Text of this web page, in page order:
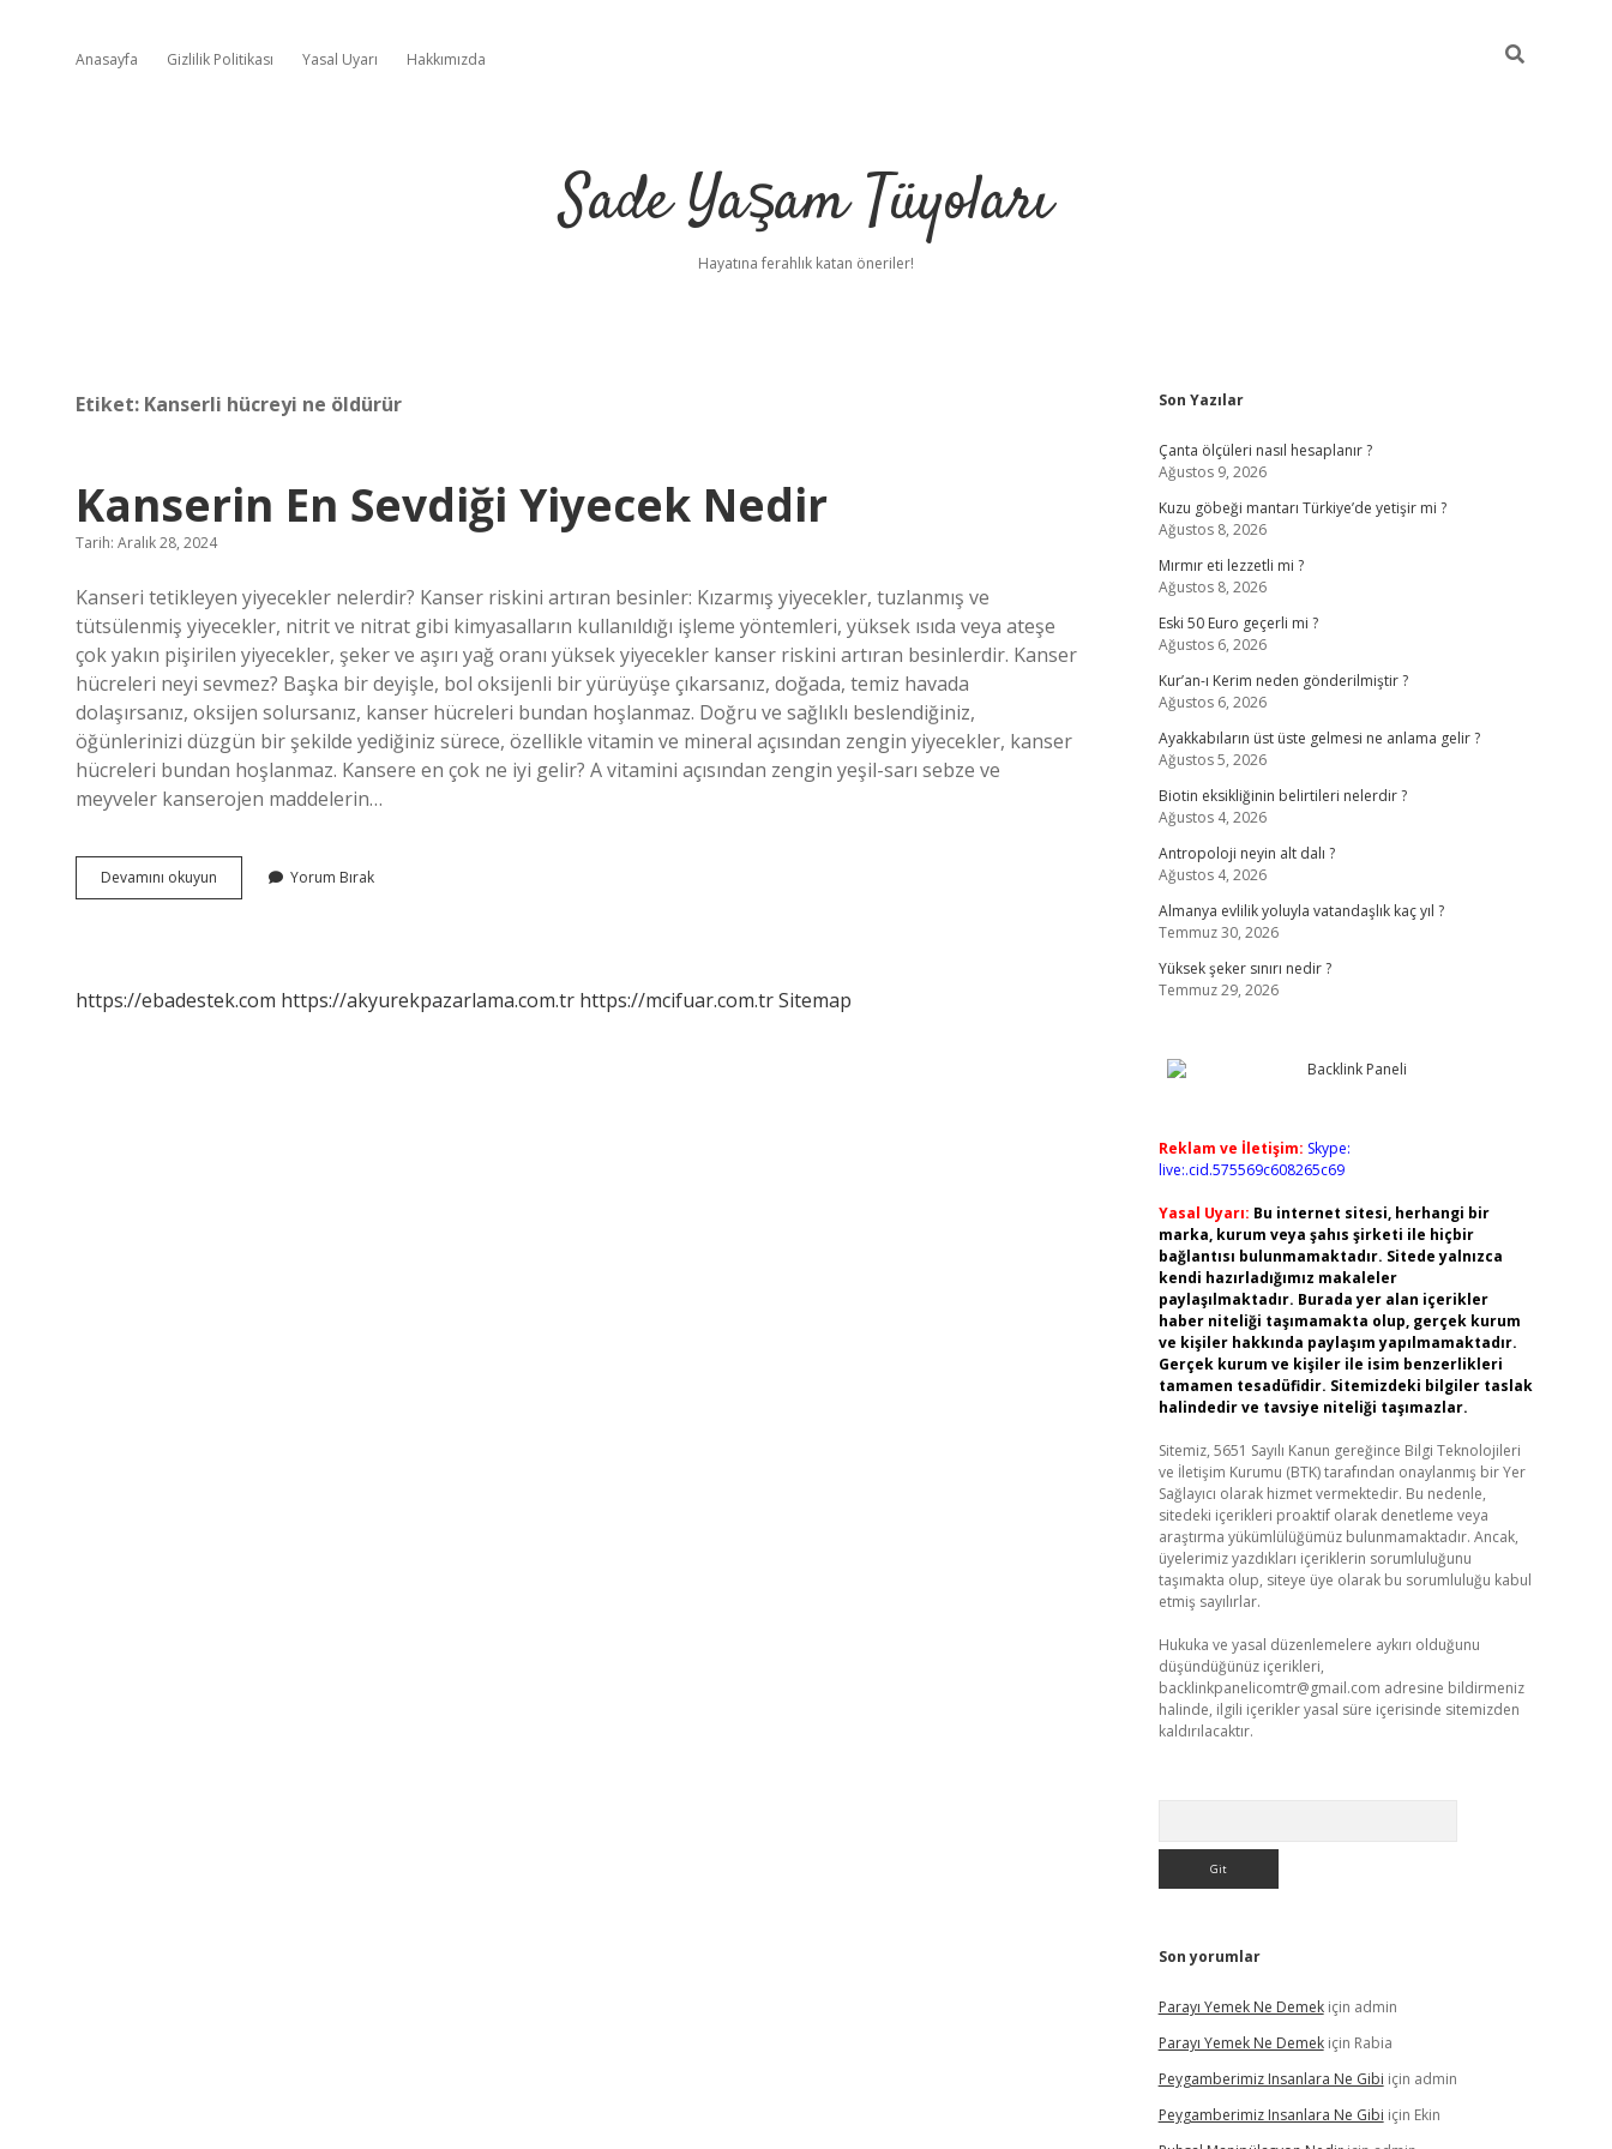
Anasayfa Gizlilik Politikası Yasal Uyarı Hakkımızda
Sade Yaşam Tüyoları
Hayatına ferahlık katan öneriler!
Etiket: Kanserli hücreyi ne öldürür
Kanserin En Sevdiği Yiyecek Nedir
Tarih: Aralık 28, 2024
Kanseri tetikleyen yiyecekler nelerdir? Kanser riskini artıran besinler: Kızarmış yiyecekler, tuzlanmış ve
tütsülenmiş yiyecekler, nitrit ve nitrat gibi kimyasalların kullanıldığı işleme yöntemleri, yüksek ısıda veya ateşe
çok yakın pişirilen yiyecekler, şeker ve aşırı yağ oranı yüksek yiyecekler kanser riskini artıran besinlerdir. Kanser
hücreleri neyi sevmez? Başka bir deyişle, bol oksijenli bir yürüyüşe çıkarsanız, doğada, temiz havada
dolaşırsanız, oksijen solursanız, kanser hücreleri bundan hoşlanmaz. Doğru ve sağlıklı beslendiğiniz,
öğünlerinizi düzgün bir şekilde yediğiniz sürece, özellikle vitamin ve mineral açısından zengin yiyecekler, kanser
hücreleri bundan hoşlanmaz. Kansere en çok ne iyi gelir? A vitamini açısından zengin yeşil-sarı sebze ve
meyveler kanserojen maddelerin…
Devamını okuyun Kanserin
En
Yorum Bırak
https://ebadestek.com https://akyurekpazarlama.com.tr https://mcifuar.com.trSitemap
Sidebar
Son Yazılar
Çanta ölçüleri nasıl hesaplanır ?
Ağustos 9, 2026
Kuzu göbeği mantarı Türkiye’de yetişir mi ?
Ağustos 8, 2026
Mırmır eti lezzetli mi ?
Ağustos 8, 2026
Eski 50 Euro geçerli mi ?
Ağustos 6, 2026
Kur’an-ı Kerim neden gönderilmiştir ?
Ağustos 6, 2026
Ayakkabıların üst üste gelmesi ne anlama gelir ?
Ağustos 5, 2026
Biotin eksikliğinin belirtileri nelerdir ?
Ağustos 4, 2026
Antropoloji neyin alt dalı ?
Ağustos 4, 2026
Almanya evlilik yoluyla vatandaşlık kaç yıl ?
Temmuz 30, 2026
Yüksek şeker sınırı nedir ?
Temmuz 29, 2026
Reklam ve İletişim: Skype:
live:.cid.575569c608265c69
Yasal Uyarı: Bu internet sitesi, herhangi bir
marka, kurum veya şahıs şirketi ile hiçbir
bağlantısı bulunmamaktadır. Sitede yalnızca
kendi hazırladığımız makaleler
paylaşılmaktadır. Burada yer alan içerikler
haber niteliği taşımamakta olup, gerçek kurum
ve kişiler hakkında paylaşım yapılmamaktadır.
Gerçek kurum ve kişiler ile isim benzerlikleri
tamamen tesadüfidir. Sitemizdeki bilgiler taslak
halindedir ve tavsiye niteliği taşımazlar.
Sitemiz, 5651 Sayılı Kanun gereğince Bilgi Teknolojileri
ve İletişim Kurumu (BTK) tarafından onaylanmış bir Yer
Sağlayıcı olarak hizmet vermektedir. Bu nedenle,
sitedeki içerikleri proaktif olarak denetleme veya
araştırma yükümlülüğümüz bulunmamaktadır. Ancak,
üyelerimiz yazdıkları içeriklerin sorumluluğunu
taşımakta olup, siteye üye olarak bu sorumluluğu kabul
etmiş sayılırlar.
Hukuka ve yasal düzenlemelere aykırı olduğunu
düşündüğünüz içerikleri,
backlinkpanelicomtr@gmail.com adresine bildirmeniz
halinde, ilgili içerikler yasal süre içerisinde sitemizden
kaldırılacaktır.
Son yorumlar
Parayı Yemek Ne Demekiçin admin
Parayı Yemek Ne Demekiçin Rabia
Peygamberimiz Insanlara Ne Gibi için admin
Peygamberimiz Insanlara Ne Gibi için Ekin